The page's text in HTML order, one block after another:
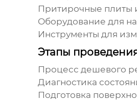
Притирочные плиты
Оборудование для
Инструменты для
Этапы
Процесс дешевого
Диагностика
Подготовка